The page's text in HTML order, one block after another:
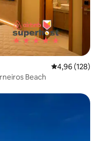
Gemiddelde
4,96 (128)
Beach